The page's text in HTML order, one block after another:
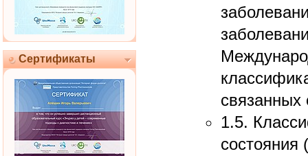
Сертификаты
связанных
1.5.
состояния